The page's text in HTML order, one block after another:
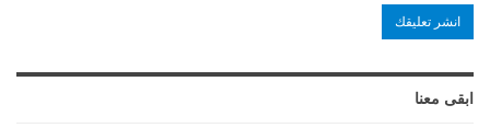
ابقى معنا